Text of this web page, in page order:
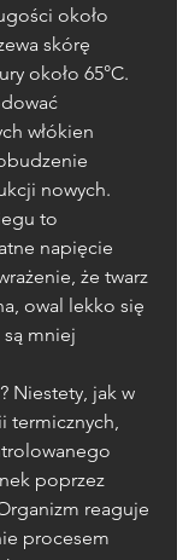
około
skórę
około 65°C.
włókien
nowych.
to
napięcie
że twarz
owal lekko się
mniej
Niestety, jak w
termicznych,
poprzez
reaguje
procesem